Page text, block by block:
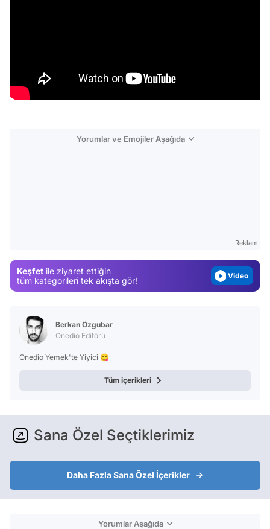
Yorumlar ve Emojiler Aşağıda
Reklam
Keşfet ile ziyaret ettiğin
tüm kategorileri tek akışta gör!
Video
Berkan Özgubar
Onedio Editörü
Onedio Yemek'te Yiyici 😋
Tüm içerikleri
Sana Özel Seçtiklerimiz
Daha Fazla Sana Özel İçerikler
Yorumlar Aşağıda